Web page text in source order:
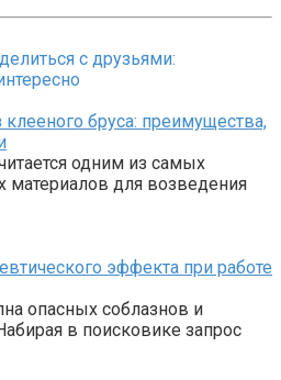
с друзьями:
бруса: преимущества,
одним из самых
для возведения
эффекта при работе
опасных соблазнов и
в поисковике запрос